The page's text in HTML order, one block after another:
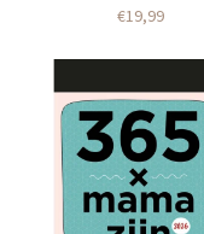
€19,99